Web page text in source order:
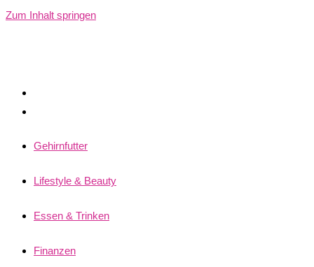
Zum Inhalt springen
Gehirnfutter
Lifestyle & Beauty
Essen & Trinken
Finanzen